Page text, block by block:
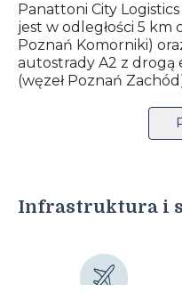
Panattoni City
jest w odległości 5 km
Poznań Komorniki)
autostrady A2 z drogą
(węzeł Poznań
metodą BREEAM na
Inwestycja
rygorystyczne normy
Nowoczesny park
logistyczno-
Infrastruktura i